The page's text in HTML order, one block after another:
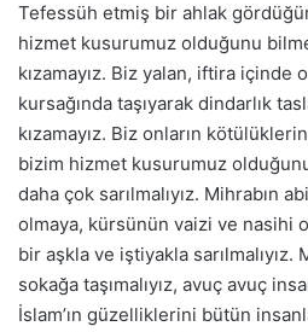
Tefessüh etmiş bir ahlak
hizmet kusurumuz olduğunu
kızamayız. Biz yalan, iftira içinde
kursağında taşıyarak dindarlık
kızamayız. Biz onların
bizim hizmet kusurumuz
daha çok sarılmalıyız. Mihrabın
olmaya, kürsünün vaizi ve nasihi
bir aşkla ve iştiyakla sarılmalıyız.
sokağa taşımalıyız, avuç avuç
İslam’ın güzelliklerini bütün